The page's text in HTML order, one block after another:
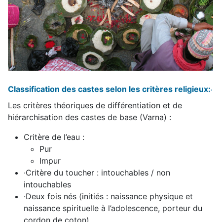
Classification des castes selon les critères religieux:·
Les critères théoriques de différentiation et de
hiérarchisation des castes de base (Varna) :
Critère de l’eau :
Pur
Impur
·Critère du toucher : intouchables / non
intouchables
·Deux fois nés (initiés : naissance physique et
naissance spirituelle à l’adolescence, porteur du
cordon de coton)